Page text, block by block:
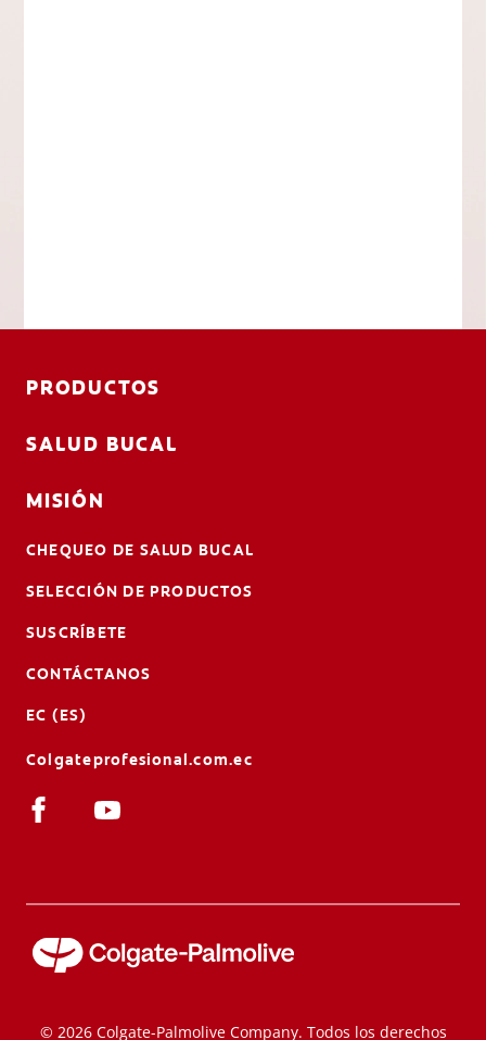
PRODUCTOS
SALUD BUCAL
MISIÓN
CHEQUEO DE SALUD BUCAL
SELECCIÓN DE PRODUCTOS
SUSCRÍBETE
CONTÁCTANOS
EC (ES)
Colgateprofesional.com.ec
© 2026 Colgate-Palmolive Company. Todos los derechos